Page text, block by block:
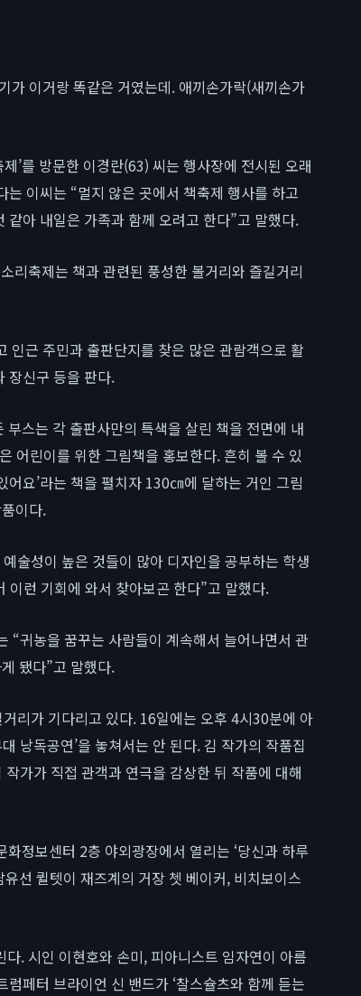
가 이거랑 똑같은 거였는데. 애끼손가락(새끼손가
’를 방문한 이경란(63) 씨는 행사장에 전시된 오래
이씨는 “멀지 않은 곳에서 책축제 행사를 하고
아 내일은 가족과 함께 오려고 한다”고 말했다.
리축제는 책과 관련된 풍성한 볼거리와 즐길거리
인근 주민과 출판단지를 찾은 많은 관람객으로 활
장신구 등을 판다.
스는 각 출판사만의 특색을 살린 책을 전면에 내
어린이를 위한 그림책을 홍보한다. 흔히 볼 수 있
요’라는 책을 펼치자 130㎝에 달하는 거인 그림
이다.
술성이 높은 것들이 많아 디자인을 공부하는 학생
이런 기회에 와서 찾아보곤 한다”고 말했다.
“귀농을 꿈꾸는 사람들이 계속해서 늘어나면서 관
됐다”고 말했다.
리가 기다리고 있다. 16일에는 오후 4시30분에 아
낭독공연’을 놓쳐서는 안 된다. 김 작가의 작품집
가가 직접 관객과 연극을 감상한 뒤 작품에 대해
정보센터 2층 야외광장에서 열리는 ‘당신과 하루
선 퀼텟이 재즈계의 거장 쳇 베이커, 비치보이스
. 시인 이현호와 손미, 피아니스트 임자연이 아름
페터 브라이언 신 밴드가 ‘찰스슐츠와 함께 듣는